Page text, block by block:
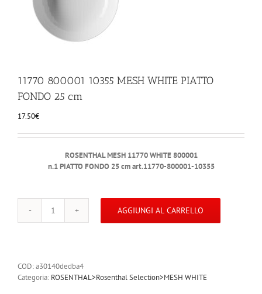
ILLUMINAZIONE
BOMBONIERE
BELLINI HO.RE.CA
LISTE DI NOZZE
11770 800001 10355 MESH WHITE PIATTO
FONDO 25 cm
17.50€
ROSENTHAL MESH 11770 WHITE 800001
n.1 PIATTO FONDO 25 cm art.11770-800001-10355
11770
PIATTO
FONDO
AGGIUNGI AL CARRELLO
COD:a30140dedba4
Categoria: ROSENTHAL>Rosenthal Selection>MESH WHITE